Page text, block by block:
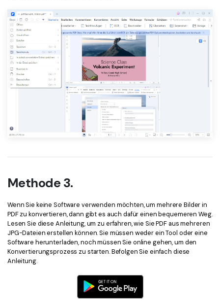
Methode 3.
Wenn Sie keine Software verwenden möchten, um mehrere Bilder in
PDF zu konvertieren, dann gibt es auch dafür einen bequemeren Weg.
Lesen Sie diese Anleitung, um zu erfahren, wie Sie PDF aus mehreren
JPG-Dateien erstellen können. Sie müssen weder ein Tool oder eine
Software herunterladen, noch müssen Sie online gehen, um den
Konvertierungsprozess zu starten. Befolgen Sie einfach diese
Anleitung.